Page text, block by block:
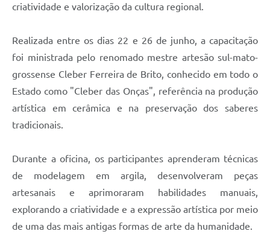
criatividade e valorização da cultura regional.
Realizada entre os dias 22 e 26 de junho, a capacitação
foi ministrada pelo renomado mestre artesão sul-mato-
grossense Cleber Ferreira de Brito, conhecido em todo o
Estado como "Cleber das Onças", referência na produção
artística em cerâmica e na preservação dos saberes
tradicionais.
Durante a oficina, os participantes aprenderam técnicas
de modelagem em argila, desenvolveram peças
artesanais e aprimoraram habilidades manuais,
explorando a criatividade e a expressão artística por meio
de uma das mais antigas formas de arte da humanidade.